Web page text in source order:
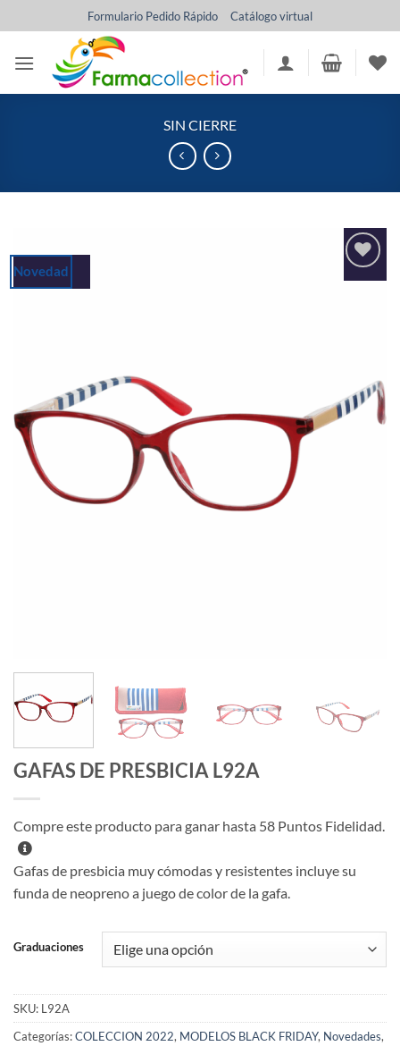
al
contenido
Formulario Pedido Rápido Catálogo virtual
SIN CIERRE
Novedad
Añadir
GAFAS DE PRESBICIA L92A
Compre este producto para ganar hasta 58 Puntos Fidelidad.
Gafas de presbicia muy cómodas y resistentes incluye su
funda de neopreno a juego de color de la gafa.
Graduaciones
SKU: L92A
Categorías:COLECCION 2022, MODELOS BLACK FRIDAY, Novedades,